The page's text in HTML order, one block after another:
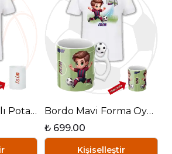
Basketbol Temalı Pota Basketbol Toplu Kupa + Baskılı Pamuklu Tişört Kombin
Kişiselleştir
Bordo Mavi Forma Oyunculu Futbol Toplu Kupa + Baskılı Pamuklu Tişört Kombin
₺ 699.00